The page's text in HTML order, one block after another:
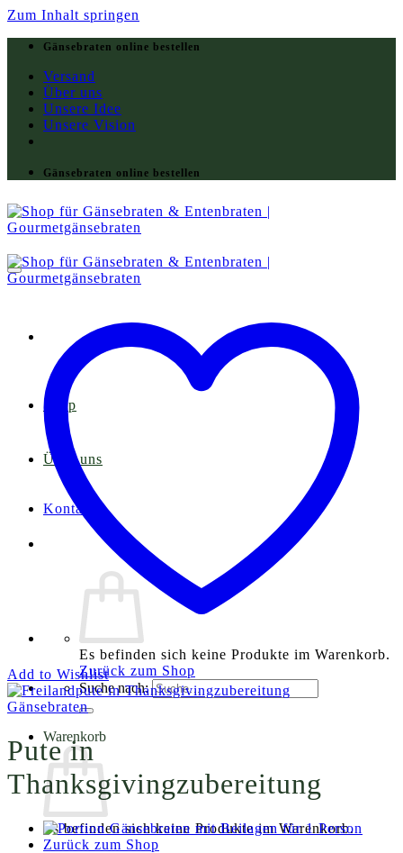
Zum Inhalt springen
Gänsebraten online bestellen
Versand
Über uns
Unsere Idee
Unsere Vision
Gänsebraten online bestellen
Shop
Über uns
Kontakt
Es befinden sich keine Produkte im Warenkorb.
Zurück zum Shop
Suche nach:
Warenkorb
Es befinden sich keine Produkte im Warenkorb.
Zurück zum Shop
Add to Wishlist
Gänsebraten
Pute in
Thanksgivingzubereitung